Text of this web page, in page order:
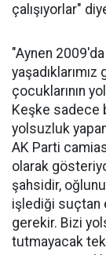
çalışıyorlar"
"Aynen
yaşadıklarımız
çocuklarının
Keşke sadece
yolsuzluk
AK Parti
olarak
şahsidir,
işlediği suçtan
gerekir. Bizi
tutmayacak